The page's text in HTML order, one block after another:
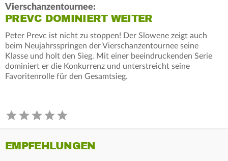
Vierschanzentournee:
PREVC DOMINIERT WEITER
Peter Prevc ist nicht zu stoppen! Der Slowene zeigt auch
beim Neujahrsspringen der Vierschanzentournee seine
Klasse und holt den Sieg. Mit einer beeindruckenden Serie
dominiert er die Konkurrenz und unterstreicht seine
Favoritenrolle für den Gesamtsieg.
EMPFEHLUNGEN